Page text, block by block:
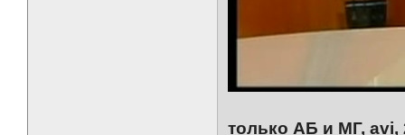
только АБ и МГ, avi,